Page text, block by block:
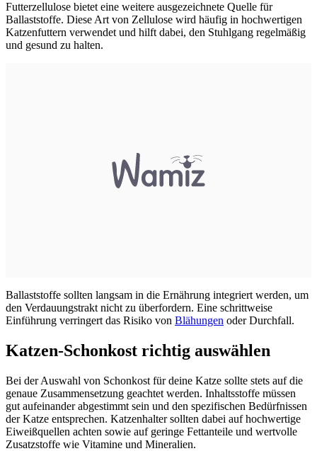
Futterzellulose bietet eine weitere ausgezeichnete Quelle für
Ballaststoffe. Diese Art von Zellulose wird häufig in hochwertigen
Katzenfuttern verwendet und hilft dabei, den Stuhlgang regelmäßig
und gesund zu halten.
Ballaststoffe sollten langsam in die Ernährung integriert werden, um
den Verdauungstrakt nicht zu überfordern. Eine schrittweise
Einführung verringert das Risiko von Blähungen oder Durchfall.
Katzen-Schonkost richtig auswählen
Bei der Auswahl von Schonkost für deine Katze sollte stets auf die
genaue Zusammensetzung geachtet werden. Inhaltsstoffe müssen
gut aufeinander abgestimmt sein und den spezifischen Bedürfnissen
der Katze entsprechen. Katzenhalter sollten dabei auf hochwertige
Eiweißquellen achten sowie auf geringe Fettanteile und wertvolle
Zusatzstoffe wie Vitamine und Mineralien.